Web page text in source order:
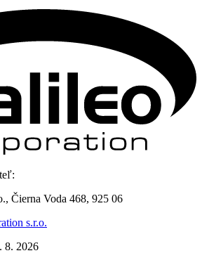
Čierna Voda 468, 925 06
s.r.o.
8. 2026